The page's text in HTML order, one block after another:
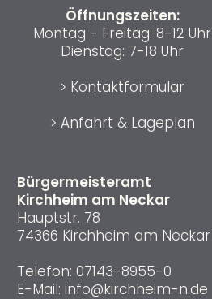
Bürgermeisteramt
Kirchheim am Neckar
Hauptstr. 78
74366 Kirchheim am Neckar
Telefon: 07143-8955-0
E-Mail: info@kirchheim-n.de
Öffnungszeiten:
Montag - Freitag: 8-12 Uhr
Dienstag: 7-18 Uhr
> Kontaktformular
> Anfahrt & Lageplan